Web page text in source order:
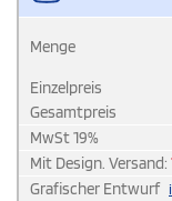
Menge
Einzelpreis
Gesamtpreis
MwSt19%
Mit Design. Versand:
Grafischer Entwurf